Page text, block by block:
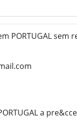
PORTUGAL sem
a